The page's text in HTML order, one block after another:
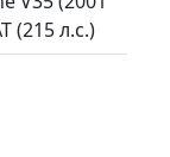
(215 л.с.)